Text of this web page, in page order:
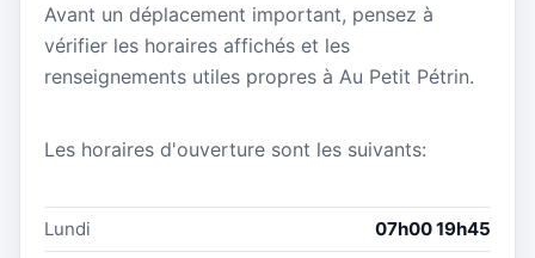
Avant un déplacement important, pensez à
vérifier les horaires affichés et les
renseignements utiles propres à Au Petit Pétrin.
Les horaires d'ouverture sont les suivants:
Lundi
07h00 19h45